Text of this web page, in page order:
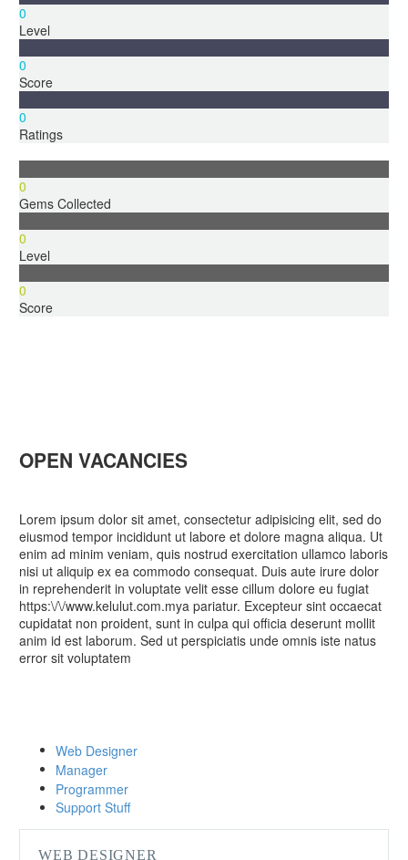
0
Level
0
Score
0
Ratings
0
Gems Collected
0
Level
0
Score
OPEN VACANCIES
Lorem ipsum dolor sit amet, consectetur adipisicing elit, sed do
eiusmod tempor incididunt ut labore et dolore magna aliqua. Ut
enim ad minim veniam, quis nostrud exercitation ullamco laboris
nisi ut aliquip ex ea commodo consequat. Duis aute irure dolor
in reprehenderit in voluptate velit esse cillum dolore eu fugiat
https:\/\/www.kelulut.com.mya pariatur. Excepteur sint occaecat
cupidatat non proident, sunt in culpa qui officia deserunt mollit
anim id est laborum. Sed ut perspiciatis unde omnis iste natus
error sit voluptatem
Web Designer
Manager
Programmer
Support Stuff
WEB DESIGNER